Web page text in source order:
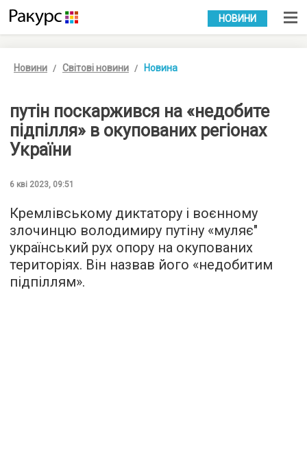
УКР РУС
НОВИНИ
Новини Світові новини Новина
путін поскаржився на «недобите
підпілля» в окупованих регіонах
України
6 кві 2023, 09:51
Кремлівському диктатору і воєнному
злочинцю володимиру путіну «муляє"
український рух опору на окупованих
територіях. Він назвав його «недобитим
підпіллям».